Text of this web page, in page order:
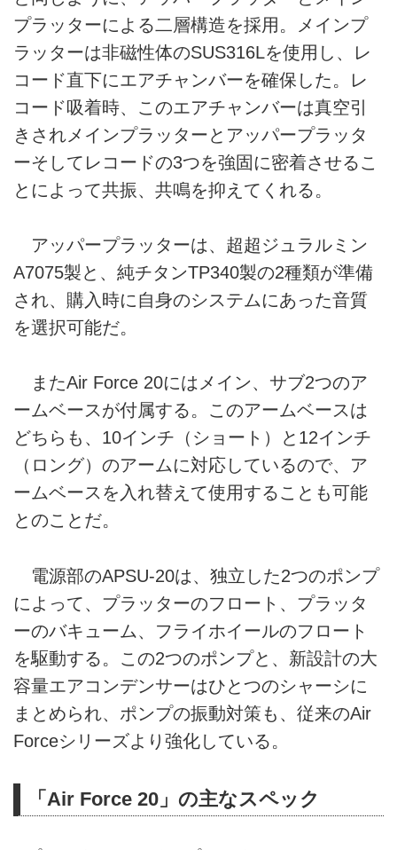
プラッターによる二層構造を採用。メインプ
ラッターは非磁性体のSUS316Lを使用し、レ
コード直下にエアチャンバーを確保した。レ
コード吸着時、このエアチャンバーは真空引
きされメインプラッターとアッパープラッタ
ーそしてレコードの3つを強固に密着させるこ
とによって共振、共鳴を抑えてくれる。
アッパープラッターは、超超ジュラルミン
A7075製と、純チタンTP340製の2種類が準備
され、購入時に自身のシステムにあった音質
を選択可能だ。
またAir Force 20にはメイン、サブ2つのア
ームベースが付属する。このアームベースは
どちらも、10インチ（ショート）と12インチ
（ロング）のアームに対応しているので、ア
ームベースを入れ替えて使用することも可能
とのことだ。
電源部のAPSU-20は、独立した2つのポンプ
によって、プラッターのフロート、プラッタ
ーのバキューム、フライホイールのフロート
を駆動する。この2つのポンプと、新設計の大
容量エアコンデンサーはひとつのシャーシに
まとめられ、ポンプの振動対策も、従来のAir
Forceシリーズより強化している。
「Air Force 20」の主なスペック